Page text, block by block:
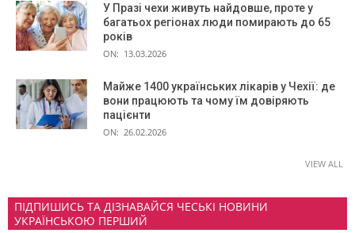
У Празі чехи живуть найдовше, проте у
багатьох регіонах люди помирають до 65
років
ON: 13.03.2026
Майже 1400 українських лікарів у Чехії: де
вони працюють та чому їм довіряють
пацієнти
ON: 26.02.2026
VIEW ALL
ПІДПИШИСЬ ТА ДІЗНАВАЙСЯ ЧЕСЬКІ НОВИНИ
УКРАЇНСЬКОЮ ПЕРШИЙ